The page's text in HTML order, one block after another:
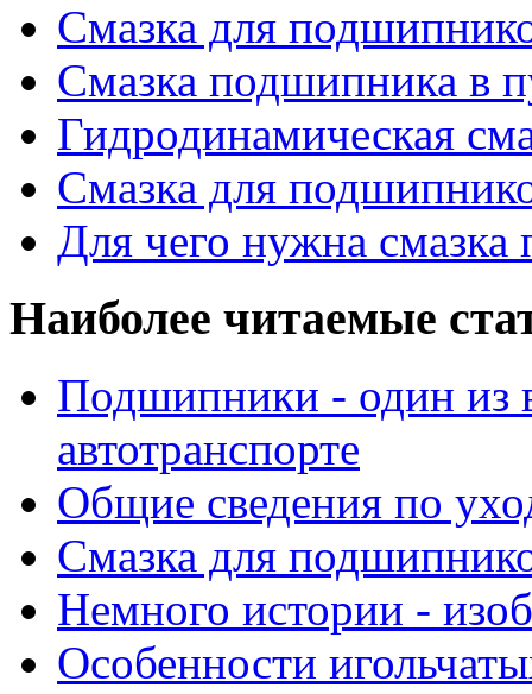
Смазка для
Смазка подшипника в
Гидродинамическая
Смазка для
Для чего нужна
Наиболее читаемые
Подшипники - один из
автотранспорте
Общие сведения по
Смазка для
Немного истории -
Особенности